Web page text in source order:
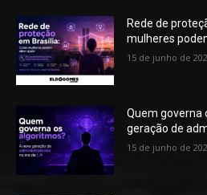
Rede de
mulheres
15 de junho de
Quem governa
geração de
15 de junho de